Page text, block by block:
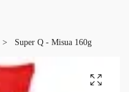
Super Q - Misua 160g